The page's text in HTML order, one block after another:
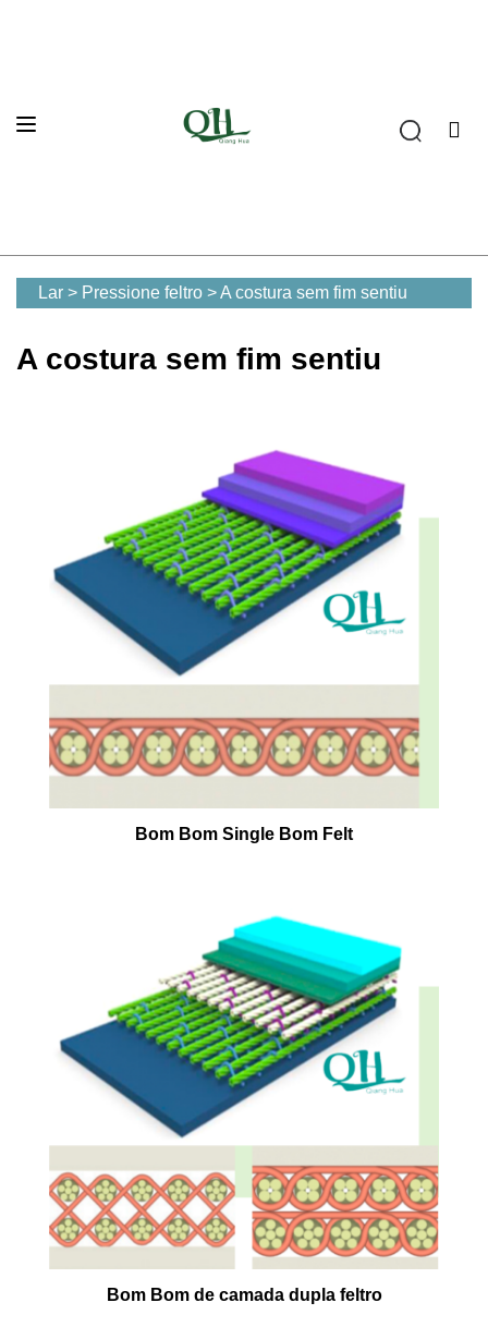
Lar > Pressione feltro >A costura sem fim sentiu
A costura sem fim sentiu
Bom Bom Single Bom Felt
Bom Bom de camada dupla feltro